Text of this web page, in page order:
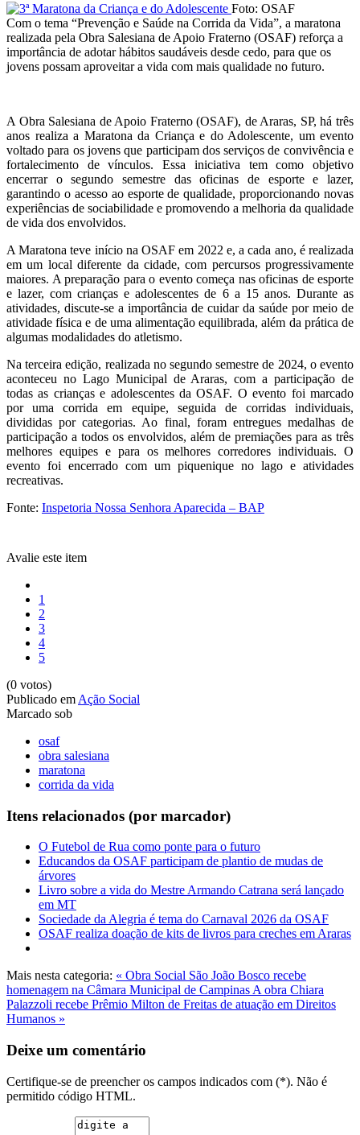
Foto: OSAF
Com o tema “Prevenção e Saúde na Corrida da Vida”, a maratona
realizada pela Obra Salesiana de Apoio Fraterno (OSAF) reforça a
importância de adotar hábitos saudáveis desde cedo, para que os
jovens possam aproveitar a vida com mais qualidade no futuro.
A Obra Salesiana de Apoio Fraterno (OSAF), de Araras, SP, há três
anos realiza a Maratona da Criança e do Adolescente, um evento
voltado para os jovens que participam dos serviços de convivência e
fortalecimento de vínculos. Essa iniciativa tem como objetivo
encerrar o segundo semestre das oficinas de esporte e lazer,
garantindo o acesso ao esporte de qualidade, proporcionando novas
experiências de sociabilidade e promovendo a melhoria da qualidade
de vida dos envolvidos.
A Maratona teve início na OSAF em 2022 e, a cada ano, é realizada
em um local diferente da cidade, com percursos progressivamente
maiores. A preparação para o evento começa nas oficinas de esporte
e lazer, com crianças e adolescentes de 6 a 15 anos. Durante as
atividades, discute-se a importância de cuidar da saúde por meio de
atividade física e de uma alimentação equilibrada, além da prática de
algumas modalidades do atletismo.
Na terceira edição, realizada no segundo semestre de 2024, o evento
aconteceu no Lago Municipal de Araras, com a participação de
todas as crianças e adolescentes da OSAF. O evento foi marcado
por uma corrida em equipe, seguida de corridas individuais,
divididas por categorias. Ao final, foram entregues medalhas de
participação a todos os envolvidos, além de premiações para as três
melhores equipes e para os melhores corredores individuais. O
evento foi encerrado com um piquenique no lago e atividades
recreativas.
Fonte: Inspetoria Nossa Senhora Aparecida – BAP
Avalie este item
1
2
3
4
5
(0 votos)
Publicado em Ação Social
Marcado sob
osaf
obra salesiana
maratona
corrida da vida
Itens relacionados (por marcador)
O Futebol de Rua como ponte para o futuro
Educandos da OSAF participam de plantio de mudas de
árvores
Livro sobre a vida do Mestre Armando Catrana será lançado
em MT
Sociedade da Alegria é tema do Carnaval 2026 da OSAF
OSAF realiza doação de kits de livros para creches em Araras
Mais nesta categoria: « Obra Social São João Bosco recebe
homenagem na Câmara Municipal de Campinas A obra Chiara
Palazzoli recebe Prêmio Milton de Freitas de atuação em Direitos
Humanos »
Deixe um comentário
Certifique-se de preencher os campos indicados com (*). Não é
permitido código HTML.